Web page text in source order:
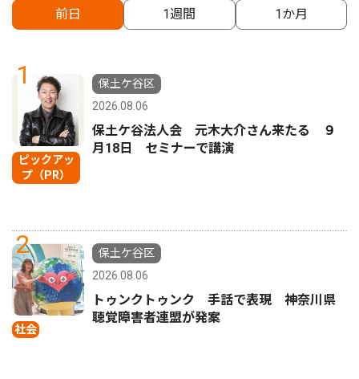
前日 1週間 1か月
1
ピックアッ
プ（PR）
保土ケ谷区
2026.08.06
保土ケ谷法人会 元木大介さん来たる ９
月18日 セミナーで講演
2
社会
保土ケ谷区
2026.08.06
トゥンクトゥンク 手話で表現 神奈川県
聴覚障害者連盟が発案